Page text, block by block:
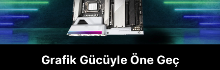
Grafik Gücüyle Öne Geç